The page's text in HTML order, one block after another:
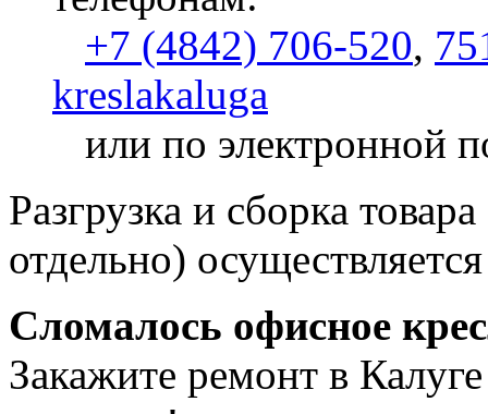
+7 (4842) 706-520,
kreslakaluga
или по электронной
Разгрузка и сборка
отдельно)
Сломалось офисное
Закажите ремонт в